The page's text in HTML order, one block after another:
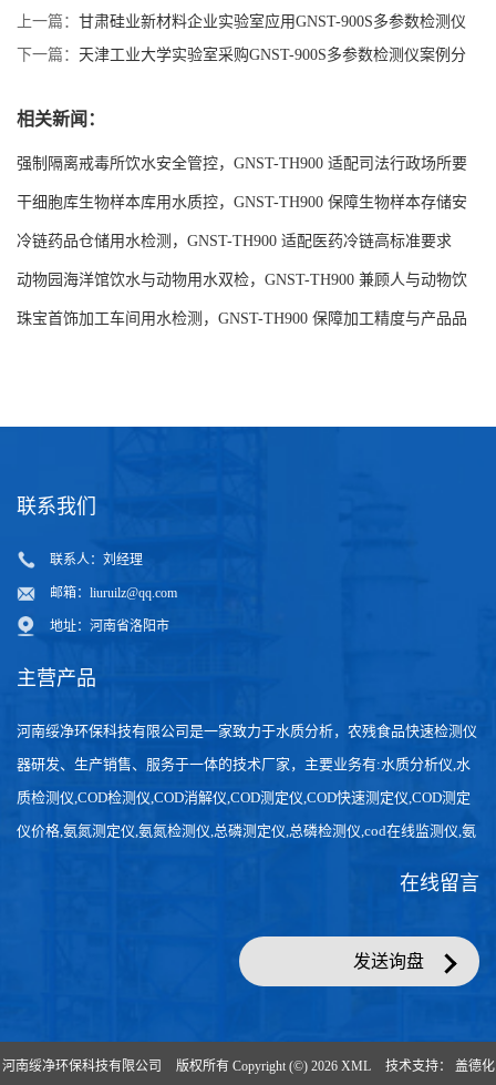
上一篇： 甘肃硅业新材料企业实验室应用GNST-900S多参数检测仪
案例分享
下一篇： 天津工业大学实验室采购GNST-900S多参数检测仪案例分
相关新闻：
强制隔离戒毒所饮水安全管控，GNST-TH900 适配司法行政场所要
求
干细胞库生物样本库用水质控，GNST-TH900 保障生物样本存储安
全
冷链药品仓储用水检测，GNST-TH900 适配医药冷链高标准要求
动物园海洋馆饮水与动物用水双检，GNST-TH900 兼顾人与动物饮
水安全
珠宝首饰加工车间用水检测，GNST-TH900 保障加工精度与产品品
联系我们
联系人：刘经理
邮箱： liuruilz@qq.com
地址：河南省洛阳市
主营产品
河南绥净环保科技有限公司是一家致力于水质分析，农残食品快速检测仪
器研发、生产销售、服务于一体的技术厂家，主要业务有:水质分析仪,水
质检测仪,COD检测仪,COD消解仪,COD测定仪,COD快速测定仪,COD测定
仪价格,氨氮测定仪,氨氮检测仪,总磷测定仪,总磷检测仪,cod在线监测仪,氨
在线留言
发送询盘
河南绥净环保科技有限公司 版权所有 Copyright (©) 2026 XML 技术支持： 盖德化